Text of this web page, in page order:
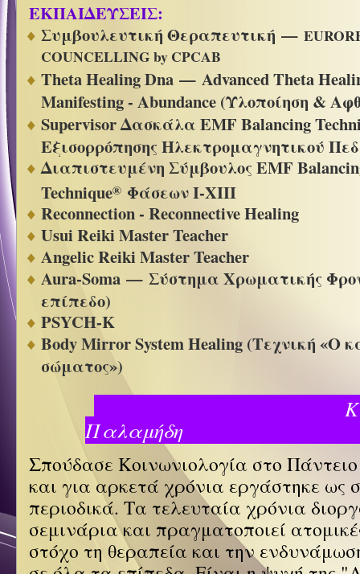
ΕΚΠΑΙΔΕΥΣΕΙΣ:
Συμβουλευτική Θεραπευτική —
COUNCELLING by CPCAB
Theta Healing Dna — Advanced Theta
Manifesting - Abundance (Υλοποίηση &
Supervisor Δασκάλα EMF Balancing
Εξισορρόπησης Ηλεκτρομαγνητικού
Διαπιστευμένη Σύμβουλος EMF
Technique® Φάσεων I-XIII
Reconnection - Reconnective Healing
Usui Reiki Master Teacher
Angelic Reiki Master Teacher
Aura-Soma — Σύστημα Χρωματικής
επίπεδο)
PSYCH-K
Body Mirror System Healing (Τεχνική «Ο
σώματος»)
Σπούδασε Κοινωνιολογία στο
και για αρκετά χρόνια εργάστηκε ως
περιοδικά. Τα τελευταία χρόνια
σεμινάρια και πραγματοποιεί
στόχο τη θεραπεία και την